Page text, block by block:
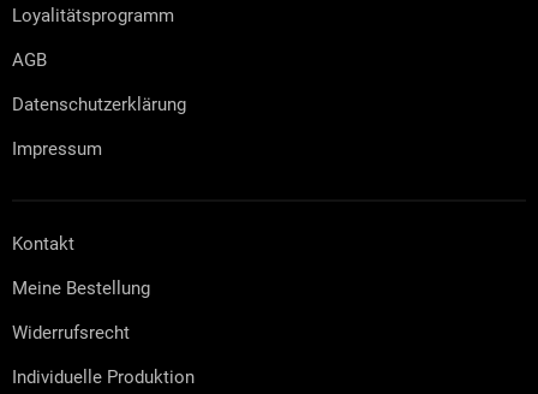
Loyalitätsprogramm
AGB
Datenschutzerklärung
Impressum
Kontakt
Meine Bestellung
Widerrufsrecht
Individuelle Produktion